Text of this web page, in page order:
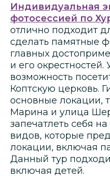
Индивидуальная
фотосессией по
отлично подходит
сделать памятные
главных
и его окрестностей.
возможность
Коптскую церковь.
основные локации,
Марина и улица
запечатлеть себя
видов, которые
локации, включая
Данный тур
включая детей.